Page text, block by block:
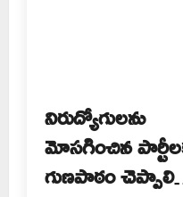
నిరుద్యోగులను
మోసగించిన
గుణపాఠం